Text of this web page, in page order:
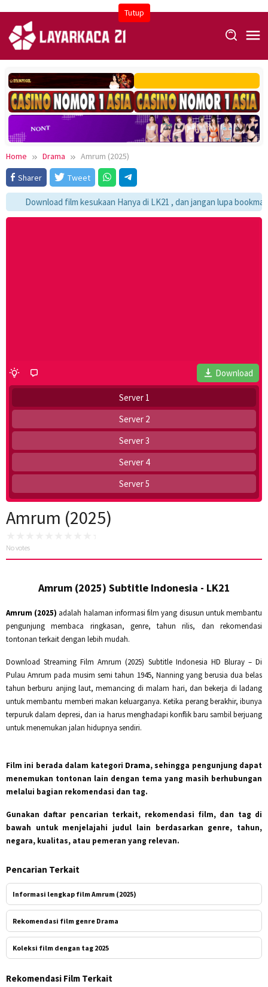
Tutup
content
Home Drama
Amrum (2025)
Sharer
Tweet
Download film kesukaan Hanya di LK21 , dan jangan lupa bookmark
Download
Server 1
Server 2
Server 3
Server 4
Server 5
Amrum (2025)
No votes
Amrum (2025) Subtitle Indonesia - LK21
Amrum (2025) adalah halaman informasi film yang disusun untuk membantu
pengunjung membaca ringkasan, genre, tahun rilis, dan rekomendasi
tontonan terkait dengan lebih mudah.
Download Streaming Film Amrum (2025) Subtitle Indonesia HD Bluray – Di
Pulau Amrum pada musim semi tahun 1945, Nanning yang berusia dua belas
tahun berburu anjing laut, memancing di malam hari, dan bekerja di ladang
untuk membantu memberi makan keluarganya. Ketika perang berakhir, ibunya
terpuruk dalam depresi, dan ia harus menghadapi konflik baru sambil berjuang
untuk menemukan jalan hidupnya sendiri.
Film ini berada dalam kategori Drama, sehingga pengunjung dapat
menemukan tontonan lain dengan tema yang masih berhubungan
melalui bagian rekomendasi dan tag.
Gunakan daftar pencarian terkait, rekomendasi film, dan tag di
bawah untuk menjelajahi judul lain berdasarkan genre, tahun,
negara, kualitas, atau pemeran yang relevan.
Pencarian Terkait
Informasi lengkap film Amrum (2025)
Rekomendasi film genre Drama
Koleksi film dengan tag 2025
Rekomendasi Film Terkait